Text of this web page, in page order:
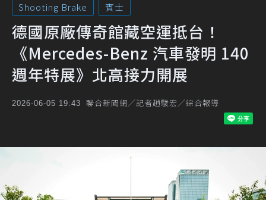
Shooting Brake
賓士
德國原廠傳奇館藏空運抵台！
《Mercedes-Benz 汽車發明 140
週年特展》北高接力開展
2026-06-05 19:43 聯合新聞網／記者趙駿宏／綜合報導